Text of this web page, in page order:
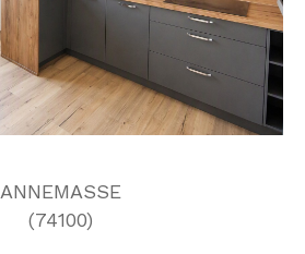
ANNEMASSE
(74100)